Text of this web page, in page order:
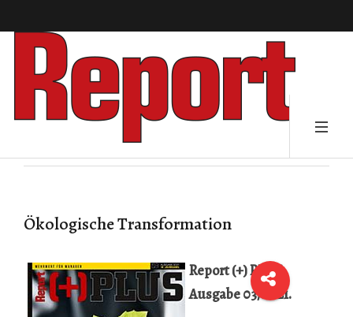
Ökologische Transformation
Report (+) PLUS,
Ausgabe 03/2021.